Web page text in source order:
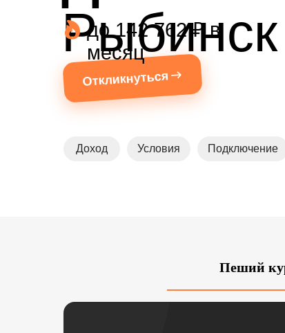
Рыбинск
Откликнуться
Доход Условия Подключение
до 142 762 ₽ в
месяц
Пеший